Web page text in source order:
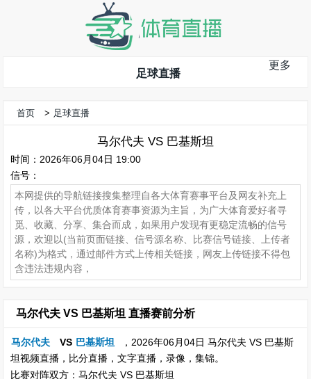
足球直播
更多
首页 > 足球直播
马尔代夫 VS 巴基斯坦
时间：2026年06月04日 19:00
信号：
本网提供的导航链接搜集整理自各大体育赛事平台及网友补充上
传，以各大平台优质体育赛事资源为主旨，为广大体育爱好者寻
觅、收藏、分享、集合而成，如果用户发现有更稳定流畅的信号
源，欢迎以(当前页面链接、信号源名称、比赛信号链接、上传者
名称)为格式，通过邮件方式上传相关链接，网友上传链接不得包
含违法违规内容，
马尔代夫 VS 巴基斯坦 直播赛前分析
马尔代夫 VS 巴基斯坦
，2026年06月04日 马尔代夫 VS 巴基斯
坦视频直播，比分直播，文字直播，录像，集锦。
比赛对阵双方：马尔代夫 VS 巴基斯坦